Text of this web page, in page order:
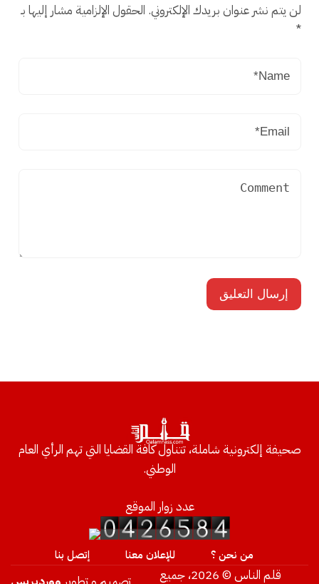
لن يتم نشر عنوان بريدك الإلكتروني. الحقول الإلزامية مشار إليها بـ
*
صحيفة إلكترونية شاملة، تتناول كافة القضايا التي تهم الرأي العام
الوطني.
عدد زوار الموقع
من نحن ؟ للإعلان معنا إتصل بنا
قلم الناس © 2026، جميع